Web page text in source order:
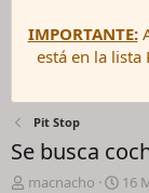
IMPORTANTE:
está en la
Pit Stop
Se busca
Imacnacho
F16